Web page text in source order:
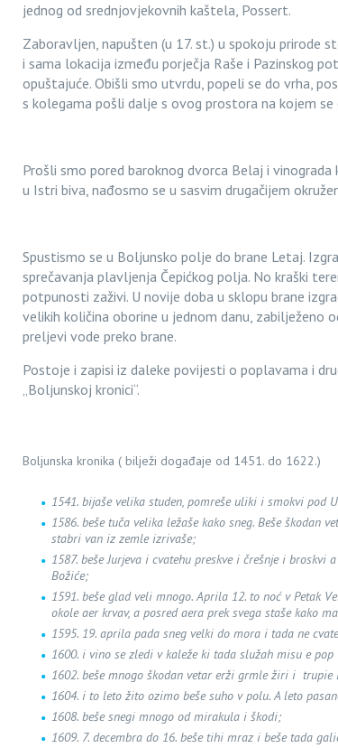
jednog od srednjovjekovnih kaštela, Possert.
Zaboravljen, napušten (u 17. st.) u spokoju prirode
i sama lokacija između porječja Raše i Pazinskog
opuštajuće. Obišli smo utvrdu, popeli se do vrha,
s kolegama pošli dalje s ovog prostora na kojem se
Prošli smo pored baroknog dvorca Belaj i
u Istri biva, nađosmo se u sasvim drugačijem
Spustismo se u Boljunsko polje do brane Letaj.
sprečavanja plavljenja Čepićkog polja. No kraški
potpunosti zaživi. U novije doba u sklopu brane
velikih količina oborine u jednom danu, zabilježeno
preljevi vode preko brane.
Postoje i zapisi iz daleke povijesti o poplavama i
„Boljunskoj kronici“.
Boljunska kronika ( bilježi događaje od 1451. do 1622.)
1541. bijaše velika studen, pomreše uliki i smokvi pod
1586. beše tuča velika ležaše kako sneg. Beše škodan
stabri van iz zemle izrivaše;
1587. beše Jurjeva i cvatehu preskve i črešnje i
Božiće;
1591. beše glad veli mnogo. Aprila 12. to noć v Petak
okole aer krvav, a posred aera prek svega staše kako
1595. 19. aprila pada sneg velki do mora i tada ne
1600. i vino se zledi v kaleže ki tada služah misu e
1602. beše mnogo škodan vetar erži grmle žiri i
1604. i to leto žito ozimo beše suho v polu. A leto
1608. beše snegi mnogo od mirakula i škodi;
1609. 7. decembra do 16. beše tihi mraz i beše tada